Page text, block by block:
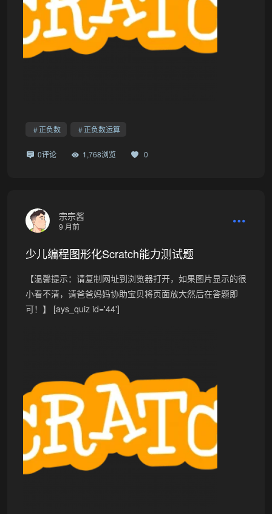
正负数 正负数运算
0评论 1,768浏览 0
宗宗酱
9 月前
少儿编程图形化Scratch能力测试题
【温馨提示：请复制网址到浏览器打开，如果图片显示的很
小看不清，请爸爸妈妈协助宝贝将页面放大然后在答题即
可！】 [ays_quiz id='44']